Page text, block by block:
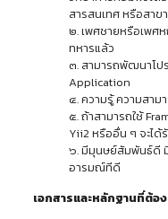
สารสนเทศ หรือสาข
๒. เพศชายหรือเพศ
ทหารแล้ว
๓. สามารถพัฒนาโป
Application
๔. ความรู้ ความสาม
๕. ถ้าสามารถใช้
Yii2 หรืออื่น ๆ จะไ
๖. มีมุนษย์สัมพันธ์ดี
อารมณ์ทีดี
เอกสารและหลักฐานที่ต้อ